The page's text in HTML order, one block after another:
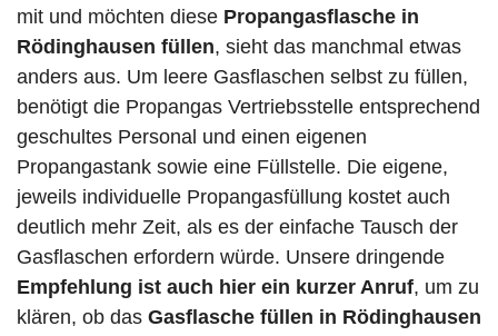
mit und möchten diese Propangasflasche in
Rödinghausen füllen, sieht das manchmal etwas
anders aus. Um leere Gasflaschen selbst zu füllen,
benötigt die Propangas Vertriebsstelle entsprechend
geschultes Personal und einen eigenen
Propangastank sowie eine Füllstelle. Die eigene,
jeweils individuelle Propangasfüllung kostet auch
deutlich mehr Zeit, als es der einfache Tausch der
Gasflaschen erfordern würde. Unsere dringende
Empfehlung ist auch hier ein kurzer Anruf, um zu
klären, ob das Gasflasche füllen in Rödinghausen